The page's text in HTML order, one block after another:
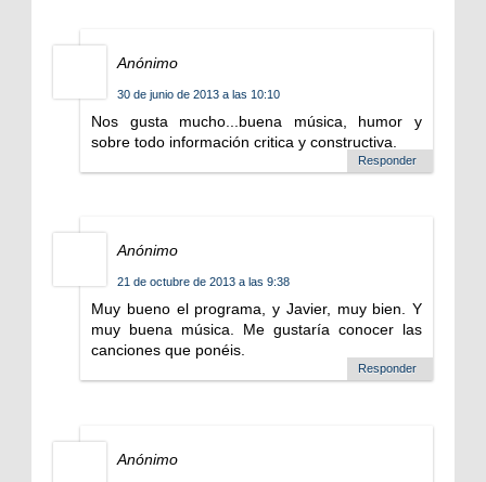
Anónimo
30 de junio de 2013 a las 10:10
Nos gusta mucho...buena música, humor y
sobre todo información critica y constructiva.
Responder
Anónimo
21 de octubre de 2013 a las 9:38
Muy bueno el programa, y Javier, muy bien. Y
muy buena música. Me gustaría conocer las
canciones que ponéis.
Responder
Anónimo